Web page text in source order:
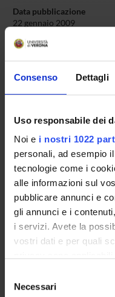
Consenso Dettagli
Uso responsabile dei
Noi e i nostri 1022
personali, ad esempio
tecnologie come i
alle informazioni sul
pubblicare annunci e
gli annunci e i
i servizi. Avete la
vostri dati e per quali
modificare o revocare il
delNecessari
Data pubblicazione
22 gennaio 2009
OFFERTA
CORSI DI STUDIO
DOTTORATI, MASTER
Contatti
Persone
Luoghi